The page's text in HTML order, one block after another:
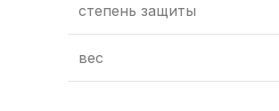
степень защиты
вес